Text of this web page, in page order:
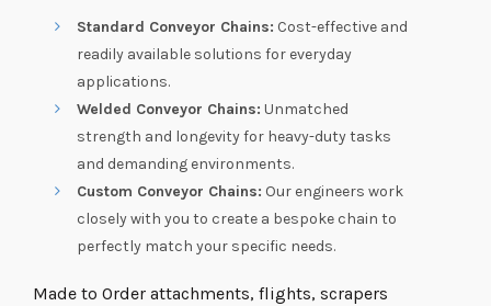
Standard Conveyor Chains: Cost-effective and
readily available solutions for everyday
applications.
Welded Conveyor Chains: Unmatched
strength and longevity for heavy-duty tasks
and demanding environments.
Custom Conveyor Chains: Our engineers work
closely with you to create a bespoke chain to
perfectly match your specific needs.
Made to Order attachments, flights, scrapers